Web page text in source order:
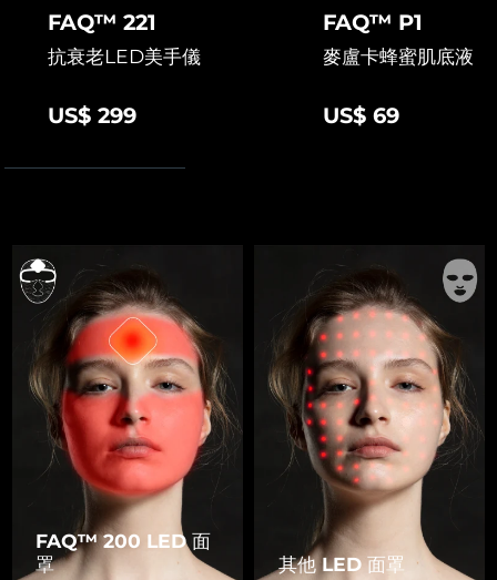
FAQ™ 221
抗衰老LED美手儀
US$ 299
FAQ™ P1
麥盧卡蜂蜜肌底液
US$ 69
FAQ™ 200 LED 面
罩
其他 LED 面罩